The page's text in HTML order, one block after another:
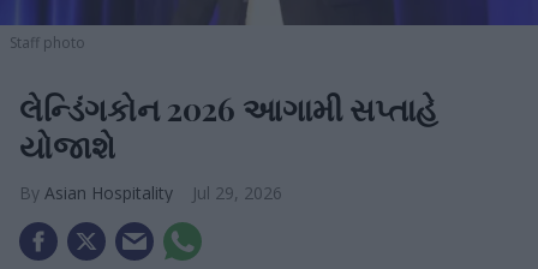
Staff photo
લેન્ડિંગકોન 2026 આગામી સપ્તાહે
યોજાશે
Asian Hospitality Jul 29, 2026